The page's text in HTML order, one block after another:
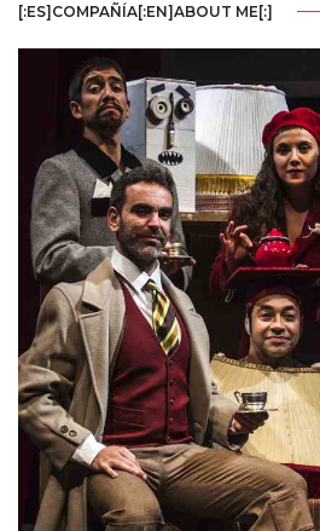
[:ES]COMPAÑÍA[:EN]ABOUT ME[:]